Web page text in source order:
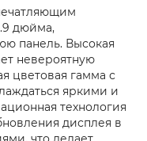
дюйма,
панель. Высокая
невероятную
цветовая гамма с
яркими и
технология
дисплея в